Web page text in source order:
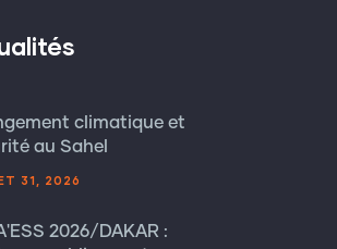
climatique et
au Sahel
31, 2026
2026/DAKAR :